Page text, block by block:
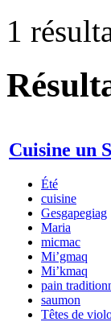
1
Cuisine un
Été
cuisine
Gesgapegiag
Maria
micmac
Mi’gmaq
Mi’kmaq
pain
saumon
Têtes de